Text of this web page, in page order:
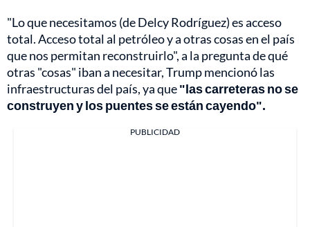
"Lo que necesitamos (de Delcy Rodríguez) es acceso
total. Acceso total al petróleo y a otras cosas en el país
que nos permitan reconstruirlo", a la pregunta de qué
otras "cosas" iban a necesitar, Trump mencionó las
infraestructuras del país, ya que"las carreteras no se
construyen y los puentes se están cayendo".
PUBLICIDAD